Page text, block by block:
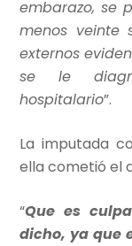
embarazo, se
menos veinte
externos
se le
hospitalario”.
La imputada
ella cometió el
“Que es
dicho, ya que